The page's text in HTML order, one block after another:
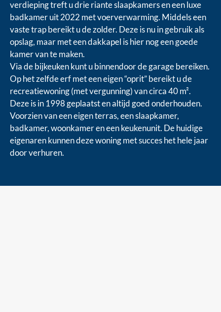
verdieping treft u drie riante slaapkamers en een luxe
badkamer uit 2022 met voerverwarming. Middels een
vaste trap bereikt u de zolder. Deze is nu in gebruik als
opslag, maar met een dakkapel is hier nog een goede
kamer van te maken.
Via de bijkeuken kunt u binnendoor de garage bereiken.
Op het zelfde erf met een eigen “oprit” bereikt u de
recreatiewoning (met vergunning) van circa 40 m².
Deze is in 1998 geplaatst en altijd goed onderhouden.
Voorzien van een eigen terras, een slaapkamer,
badkamer, woonkamer en een keukenunit. De huidige
eigenaren kunnen deze woning met succes het hele jaar
door verhuren.